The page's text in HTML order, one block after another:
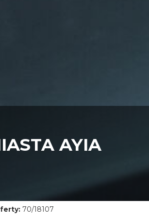
AYIA
70/18107